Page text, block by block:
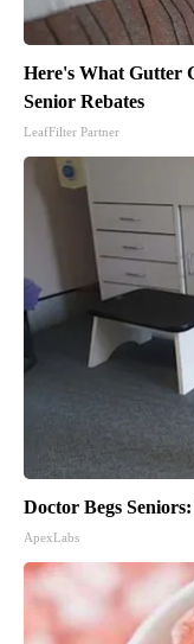
Here's What Gutter
Senior Rebates
LeafFilter Partner
Doctor Begs
ApexLabs